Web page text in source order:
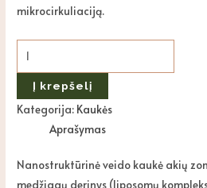
mikrocirkuliaciją.
Į krepšelį
Kategorija: Kaukės
Aprašymas
Nanostruktūrinė veido kaukė akių
medžiagų derinys (liposomų